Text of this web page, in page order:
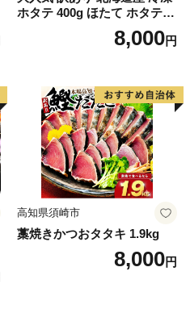
ホタテ 400g ほたて ホタテ
8,000円
高知県須崎市
藁焼きかつおタタキ 1.9kg
8,000円